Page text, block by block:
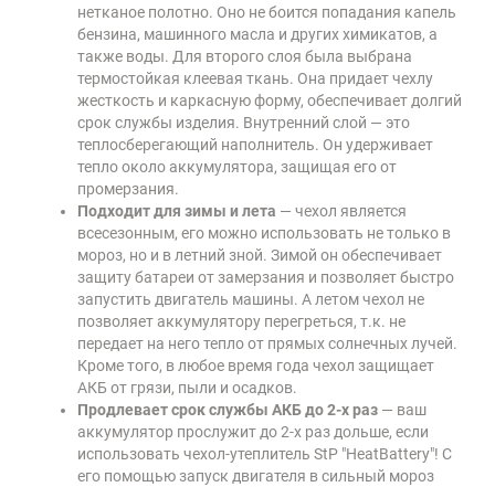
нетканое полотно. Оно не боится попадания капель
бензина, машинного масла и других химикатов, а
также воды. Для второго слоя была выбрана
термостойкая клеевая ткань. Она придает чехлу
жесткость и каркасную форму, обеспечивает долгий
срок службы изделия. Внутренний слой — это
теплосберегающий наполнитель. Он удерживает
тепло около аккумулятора, защищая его от
промерзания.
Подходит для зимы и лета — чехол является
всесезонным, его можно использовать не только в
мороз, но и в летний зной. Зимой он обеспечивает
защиту батареи от замерзания и позволяет быстро
запустить двигатель машины. А летом чехол не
позволяет аккумулятору перегреться, т.к. не
передает на него тепло от прямых солнечных лучей.
Кроме того, в любое время года чехол защищает
АКБ от грязи, пыли и осадков.
Продлевает срок службы АКБ до 2-х раз — ваш
аккумулятор прослужит до 2-х раз дольше, если
использовать чехол-утеплитель StP "HeatBattery"! С
его помощью запуск двигателя в сильный мороз